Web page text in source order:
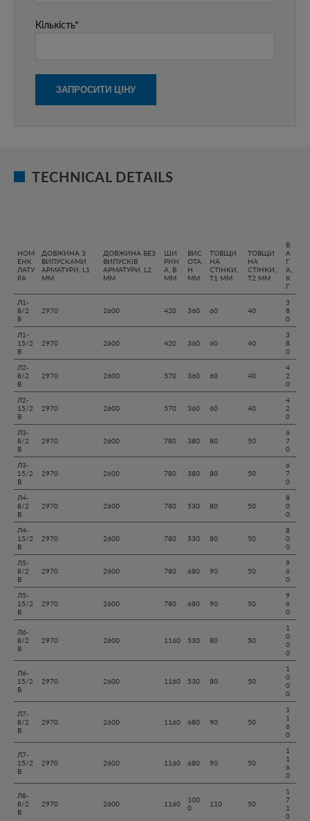
Кількість*
TECHNICAL DETAILS
НОМ
ЕНК
ЛАТУ
РА
ДОВЖИНА З
ВИПУСКАМИ
АРМАТУРИ, L1
ММ
ДОВЖИНА БЕЗ
ВИПУСКІВ
АРМАТУРИ, L2
ММ
ШИ
РИН
А, B
ММ
ВИС
ОТА,
H
ММ
ТОВЩИ
НА
СТІНКИ,
T1 ММ
ТОВЩИ
НА
СТІНКИ,
T2 ММ
В
А
Г
А,
К
Г
Л1-
8/2
В
2970 2600 420 360 60 40
3
8
0
Л1-
15/2
В
2970 2600 420 360 60 40
3
8
0
Л2-
8/2
В
2970 2600 570 360 60 40
4
2
0
Л2-
15/2
В
2970 2600 570 360 60 40
4
2
0
Л3-
8/2
В
2970 2600 780 380 80 50
6
7
0
Л3-
15/2
В
2970 2600 780 380 80 50
6
7
0
Л4-
8/2
В
2970 2600 780 530 80 50
8
0
0
Л4-
15/2
В
2970 2600 780 530 80 50
8
0
0
Л5-
8/2
В
2970 2600 780 680 90 50
9
6
0
Л5-
15/2
В
2970 2600 780 680 90 50
9
6
0
Л6-
8/2
В
2970 2600 1160 530 80 50
1
0
0
0
Л6-
15/2
В
2970 2600 1160 530 80 50
1
0
0
0
Л7-
8/2
В
2970 2600 1160 680 90 50
1
1
6
0
Л7-
15/2
В
2970 2600 1160 680 90 50
1
1
6
0
Л8-
8/2
В
2970 2600 1160
100
0
110 50
1
7
1
0